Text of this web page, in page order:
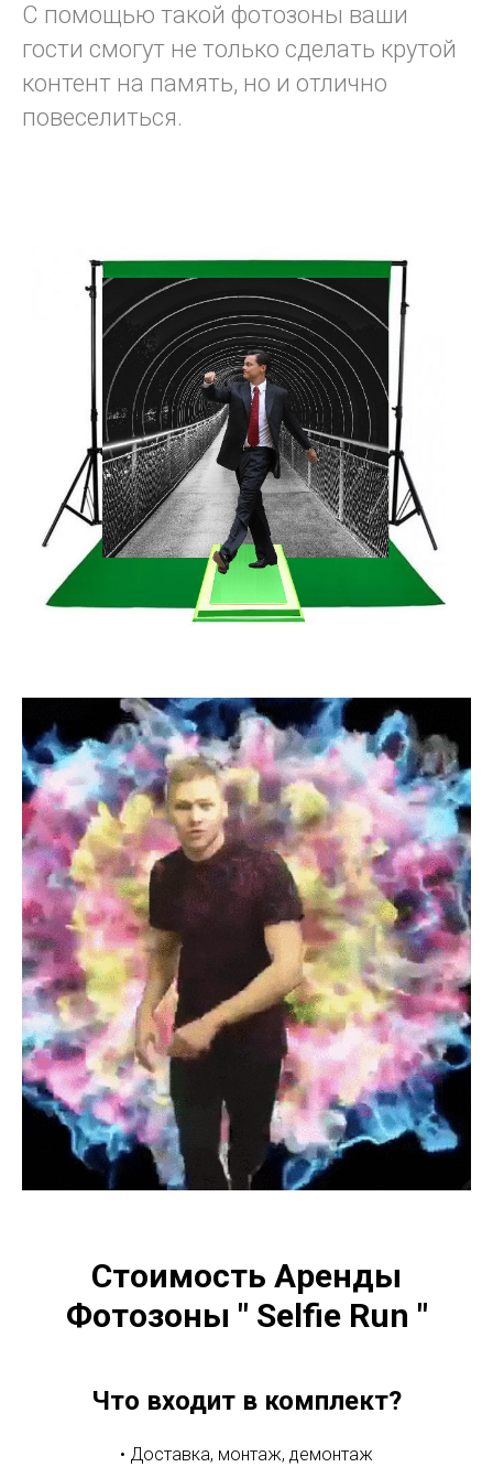
С помощью такой фотозоны ваши
гости смогут не только сделать крутой
контент на память, но и отлично
повеселиться.
Стоимость Аренды
Фотозоны " Selfie Run "
Что входит в комплект?
• Доставка, монтаж, демонтаж